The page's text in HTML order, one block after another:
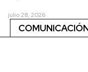
julio 28, 2026